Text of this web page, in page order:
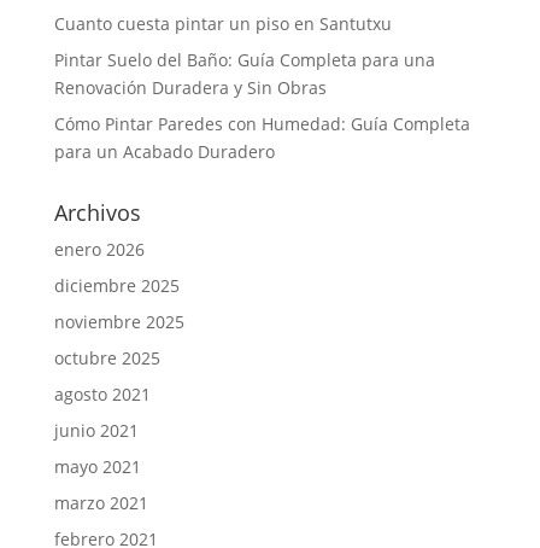
Cuanto cuesta pintar un piso en Santutxu
Pintar Suelo del Baño: Guía Completa para una
Renovación Duradera y Sin Obras
Cómo Pintar Paredes con Humedad: Guía Completa
para un Acabado Duradero
Archivos
enero 2026
diciembre 2025
noviembre 2025
octubre 2025
agosto 2021
junio 2021
mayo 2021
marzo 2021
febrero 2021